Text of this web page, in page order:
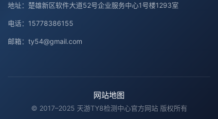
地址：楚雄新区软件大道52号企业服务中心1号楼1293室
电话：15778386155
邮箱：ty54@gmail.com
网站地图
© 2017–2025 天游TY8检测中心官方网站 版权所有